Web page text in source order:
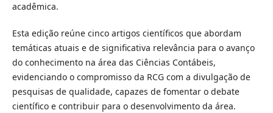
acadêmica.
Esta edição reúne cinco artigos científicos que abordam
temáticas atuais e de significativa relevância para o avanço
do conhecimento na área das Ciências Contábeis,
evidenciando o compromisso da RCG com a divulgação de
pesquisas de qualidade, capazes de fomentar o debate
científico e contribuir para o desenvolvimento da área.